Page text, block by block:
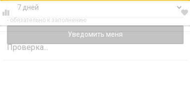
- обязательно к заполнению
Проверка...